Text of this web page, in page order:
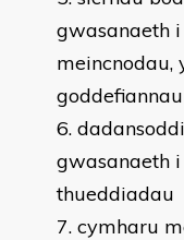
gwasanaeth
meincnodau,
gwasanaeth
thueddiadau
cymharu